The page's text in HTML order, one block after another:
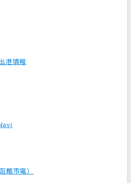
港情報
館市電）